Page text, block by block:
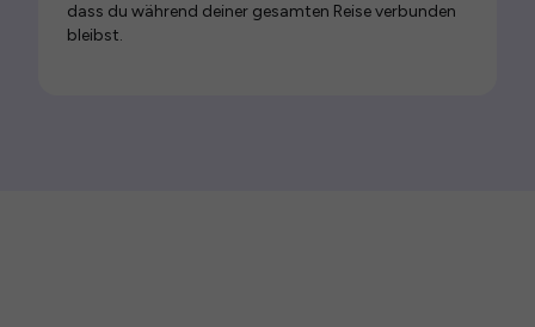
dass du während deiner gesamten Reise verbunden
bleibst.